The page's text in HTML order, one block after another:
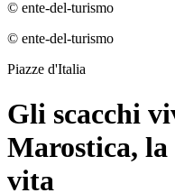
© ente-del-turismo
© ente-del-turismo
Piazze d'Italia
Gli scacchi
Marostica, la
vita